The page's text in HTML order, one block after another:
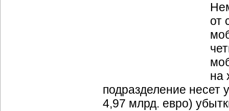
от
на
подразделение несет
4,97 млрд. евро)